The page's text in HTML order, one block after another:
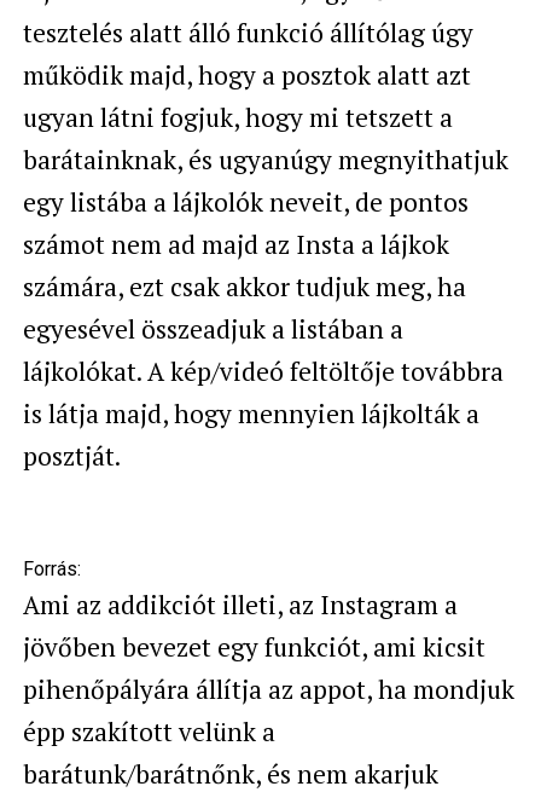
tesztelés alatt álló funkció állítólag úgy
működik majd, hogy a posztok alatt azt
ugyan látni fogjuk, hogy mi tetszett a
barátainknak, és ugyanúgy megnyithatjuk
egy listába a lájkolók neveit, de pontos
számot nem ad majd az Insta a lájkok
számára, ezt csak akkor tudjuk meg, ha
egyesével összeadjuk a listában a
lájkolókat. A kép/videó feltöltője továbbra
is látja majd, hogy mennyien lájkolták a
posztját.
Forrás:
Ami az addikciót illeti, az Instagram a
jövőben bevezet egy funkciót, ami kicsit
pihenőpályára állítja az appot, ha mondjuk
épp szakított velünk a
barátunk/barátnőnk, és nem akarjuk